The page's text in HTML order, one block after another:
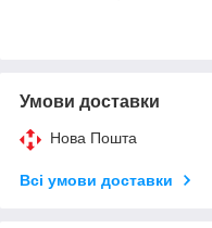
Умови доставки
Нова Пошта
Всі умови доставки